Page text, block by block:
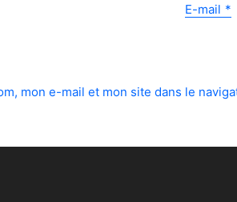
E-mail *
mon e-mail et mon site dans le